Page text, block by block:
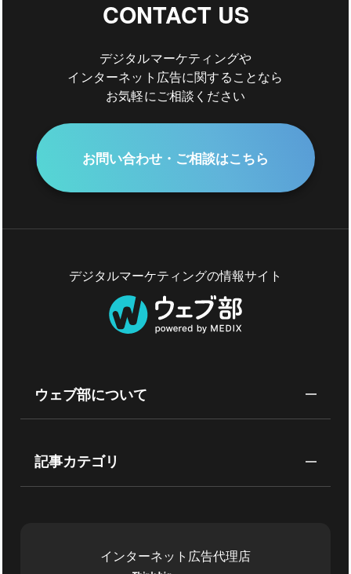
CONTACT US
デジタルマーケティングや
インターネット広告に関することなら
お気軽にご相談ください
お問い合わせ・ご相談はこちら
デジタルマーケティングの情報サイト
ウェブ部について
記事カテゴリ
インターネット広告代理店